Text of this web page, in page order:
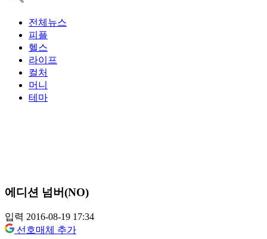
전체뉴스
피플
헬스
라이프
컬처
머니
테마
에디션 넘버(NO)
입력 2016-08-19 17:34
선호매체 추가